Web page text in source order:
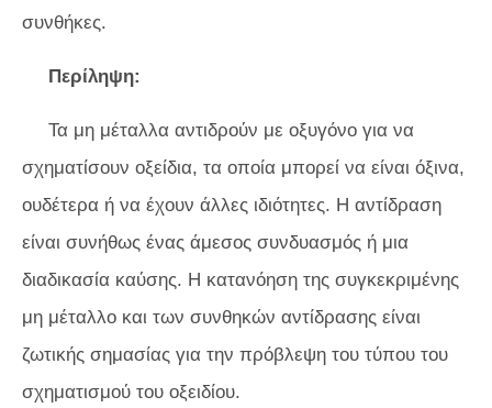
συνθήκες.
Περίληψη:
Τα μη μέταλλα αντιδρούν με οξυγόνο για να
σχηματίσουν οξείδια, τα οποία μπορεί να είναι όξινα,
ουδέτερα ή να έχουν άλλες ιδιότητες. Η αντίδραση
είναι συνήθως ένας άμεσος συνδυασμός ή μια
διαδικασία καύσης. Η κατανόηση της συγκεκριμένης
μη μέταλλο και των συνθηκών αντίδρασης είναι
ζωτικής σημασίας για την πρόβλεψη του τύπου του
σχηματισμού του οξειδίου.